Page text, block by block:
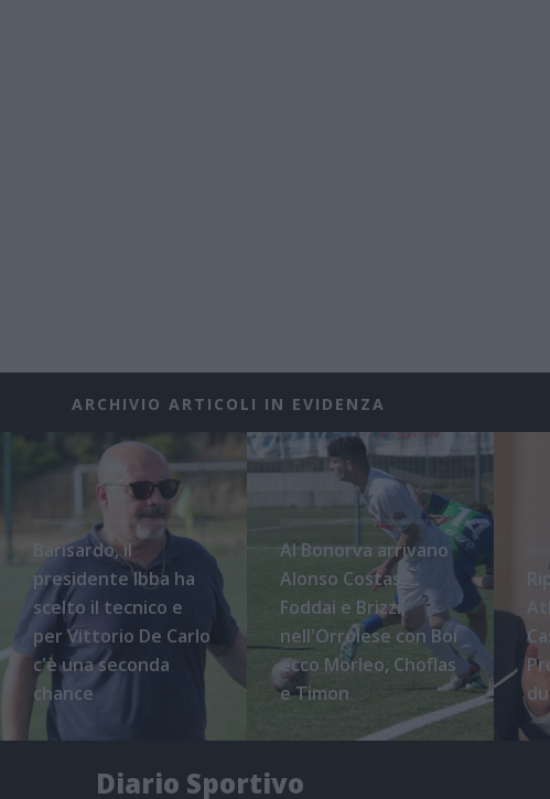
ARCHIVIO ARTICOLI IN EVIDENZA
Barisardo, il
presidente Ibba ha
scelto il tecnico e
per Vittorio De Carlo
c'è una seconda
chance
Al Bonorva arrivano
Alonso Costas,
Foddai e Brizzi,
nell'Orrolese con Boi
ecco Morleo, Choflas
e Timon
Diario Sportivo